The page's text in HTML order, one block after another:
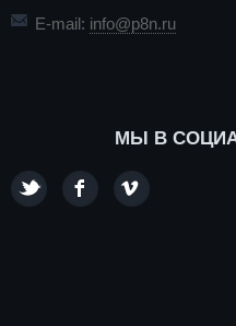
E-mail: info@p8n.ru
МЫ В